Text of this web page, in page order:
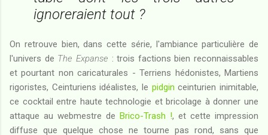
ignoreraient tout ?
On retrouve bien, dans cette série, l'ambiance particulière de
l'univers de The Expanse : trois factions bien reconnaissables
et pourtant non caricaturales - Terriens hédonistes, Martiens
rigoristes, Ceinturiens idéalistes, le pidgin ceinturien inimitable,
ce cocktail entre haute technologie et bricolage à donner une
attaque au webmestre de Brico-Trash !, et cette impression
diffuse que quelque chose ne tourne pas rond, sans que